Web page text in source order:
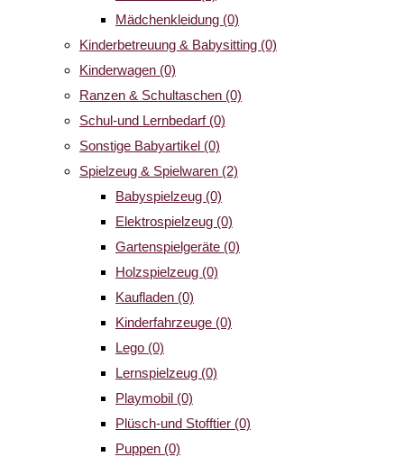
Mädchenkleidung (0)
Kinderbetreuung & Babysitting (0)
Kinderwagen (0)
Ranzen & Schultaschen (0)
Schul-und Lernbedarf (0)
Sonstige Babyartikel (0)
Spielzeug & Spielwaren (2)
Babyspielzeug (0)
Elektrospielzeug (0)
Gartenspielgeräte (0)
Holzspielzeug (0)
Kaufladen (0)
Kinderfahrzeuge (0)
Lego (0)
Lernspielzeug (0)
Playmobil (0)
Plüsch-und Stofftier (0)
Puppen (0)